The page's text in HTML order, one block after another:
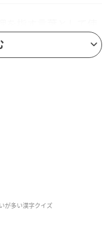
由来する表記です
が多い漢字クイズ